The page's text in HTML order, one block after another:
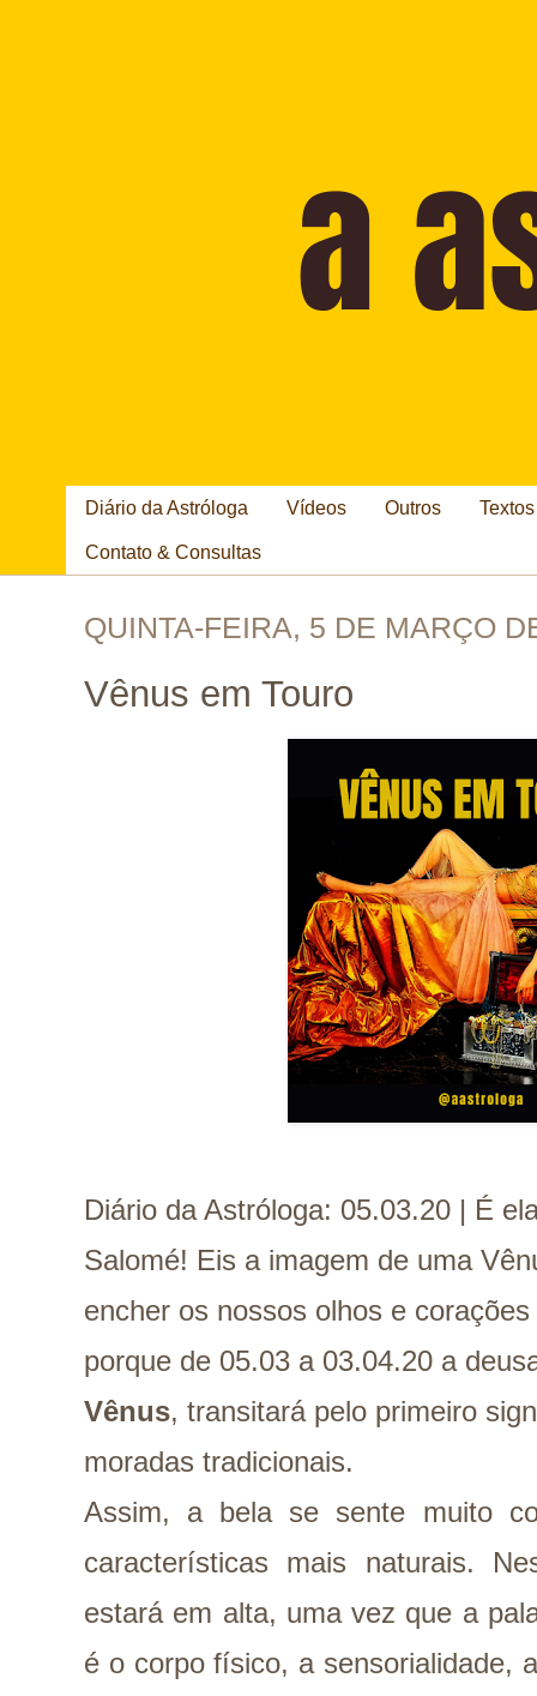
Diário da Astróloga Vídeos Outros
Contato & Consultas
QUINTA-FEIRA, 5 DE MARÇO
Vênus em Touro
Diário da Astróloga: 05.03.20 | É
Salomé! Eis a imagem de uma
encher os nossos olhos e
porque de 05.03 a 03.04.20 a
Vênus, transitará pelo primeiro
moradas tradicionais.
Assim, a bela se sente muito
características mais naturais.
estará em alta, uma vez que a
é o corpo físico, a sensorialidade,